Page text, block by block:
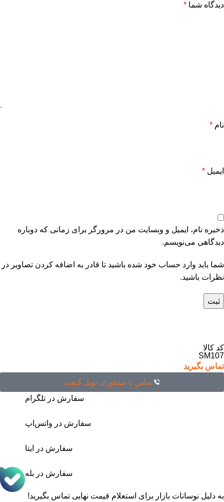
دیدگاه شما *
نام *
ایمیل *
ذخیره نام، ایمیل و وبسایت من در مرورگر برای زمانی که دوباره
دیدگاهی می‌نویسم.
شما باید وارد حساب خود شده باشید تا قادر به اضافه کردن تصاویر در
نظرات باشید.
کد کالا
SM107
تماس بگیرید
تماس با مشاوران نوبل گیفت
سفارش در تلگرام
سفارش در واتس‌اپ
سفارش در ایتا
سفارش در بله
به دلیل نوسانات بازار برای استعلام قیمت نهایی تماس بگیرید!